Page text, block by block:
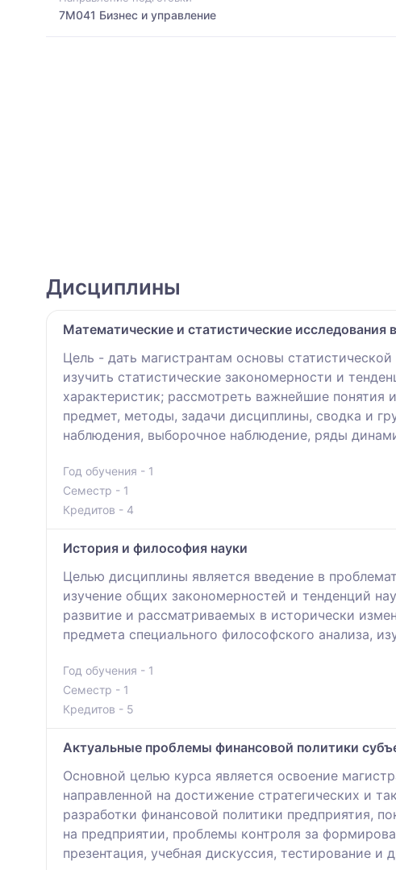
7M041 Бизнес и управление
Дисциплины
Математические и статистические исследования
Цель - дать магистрантам основы
изучить статистические закономерности и
характеристик; рассмотреть важнейшие
предмет, методы, задачи дисциплины, сводка и
наблюдения, выборочное наблюдение, ряды
Год обучения - 1
Семестр - 1
Кредитов - 4
История и философия науки
Целью дисциплины является введение в
изучение общих закономерностей и тенденций
развитие и рассматриваемых в исторически
предмета специального философского анализа,
Год обучения - 1
Семестр - 1
Кредитов - 5
Актуальные проблемы финансовой политики
Основной целью курса является освоение
направленной на достижение стратегических и
разработки финансовой политики предприятия,
на предприятии, проблемы контроля за
презентация, учебная дискуссия, тестирование и